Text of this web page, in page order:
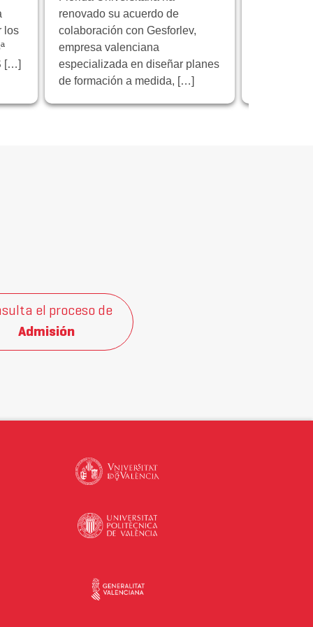
los
[…]
renovado su acuerdo de
colaboración con Gesforlev,
empresa valenciana
especializada en diseñar planes
de formación a medida, […]
el proceso de
Admisión